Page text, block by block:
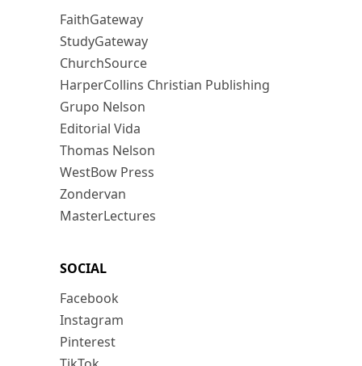
FaithGateway
StudyGateway
ChurchSource
HarperCollins Christian Publishing
Grupo Nelson
Editorial Vida
Thomas Nelson
WestBow Press
Zondervan
MasterLectures
SOCIAL
Facebook
Instagram
Pinterest